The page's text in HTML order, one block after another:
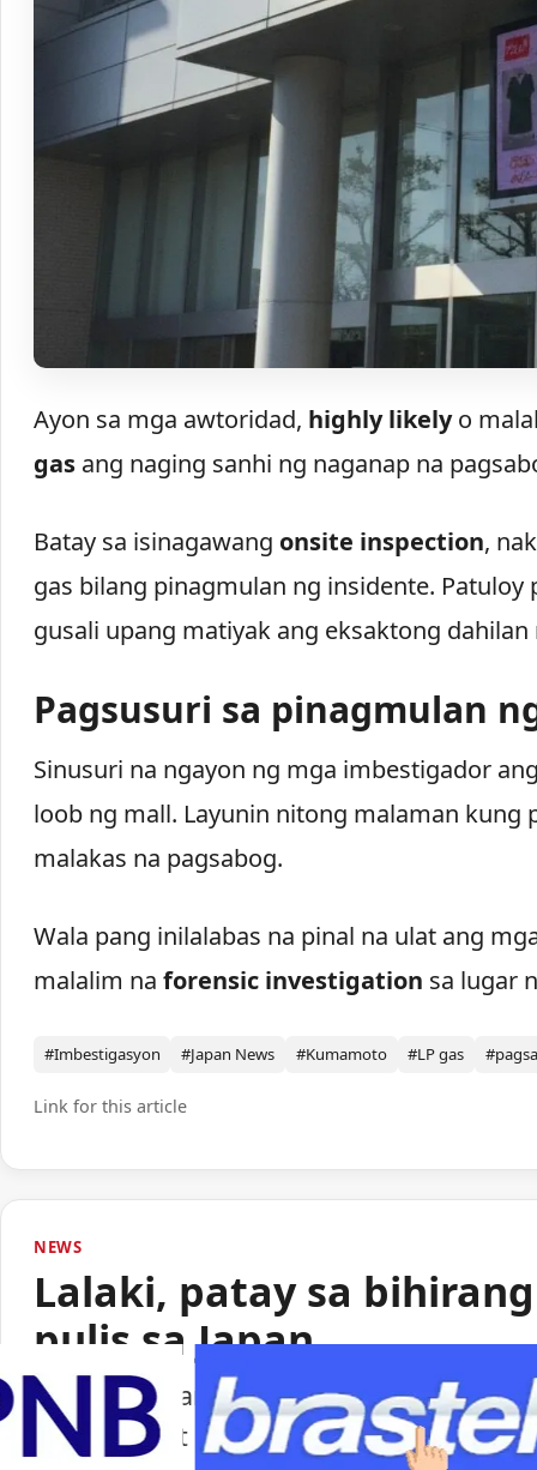
Ayon sa mga awtoridad, highly likelyo
gasang naging sanhi ng naganap na
Batay sa isinagawang onsite inspection,
gas bilang pinagmulan ng insidente.
gusali upang matiyak ang eksaktong dahilan
Pagsusuri sa pinagmulan
Sinusuri na ngayon ng mga imbestigador
loob ng mall. Layunin nitong malaman kung
malakas na pagsabog.
Wala pang inilalabas na pinal na ulat ang
malalim na forensic investigation sa lugar
#Imbestigasyon #Japan News #Kumamoto #LP gas
Link for this article
NEWS
Lalaki, patay sa
pulis sa Japan
Isang lalaki ang nasawi matapos barilin
ng paggamit ng baril ng pulisya sa Japan.